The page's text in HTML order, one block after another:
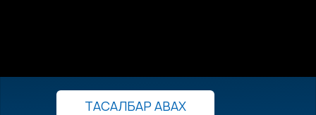
ТАСАЛБАР АВАХ